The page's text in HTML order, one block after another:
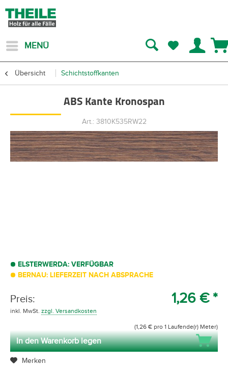
MENÜ
Übersicht Schichtstoffkanten
ABS Kante Kronospan
Art.: 3810K535RW22
ELSTERWERDA: VERFÜGBAR
BERNAU: LIEFERZEIT NACH ABSPRACHE
Preis: 1,26 € *
inkl. MwSt. zzgl. Versandkosten
(1,26 € pro 1 Laufende(r) Meter)
In den Warenkorb legen
Merken